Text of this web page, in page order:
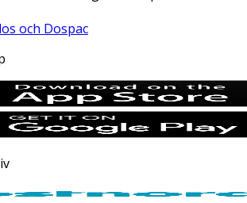
och Dospac